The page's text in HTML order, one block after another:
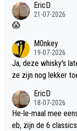
EricD
21-07-2026
😱
M0nkey
19-07-2026
Ja, deze whisky's
ze zijn nog lekker
EricD
18-07-2026
He-le-maal mee
eb, zijn de 6